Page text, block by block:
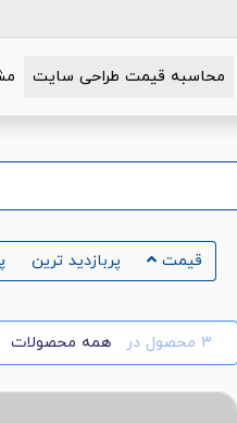
محاسبه قیمت طراحی سایت
قیمت پربازدید ترین
٣ محصول در همه محصولات